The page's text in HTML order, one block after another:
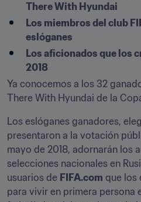
There With Hyundai
Los miembros del club
eslóganes
Los aficionados que los
2018
Ya conocemos a los 32
There With Hyundai de la
Los eslóganes ganadores,
presentaron a la votación
mayo de 2018, adornarán los
selecciones nacionales en
usuarios de FIFA.com que los
para vivir en primera persona